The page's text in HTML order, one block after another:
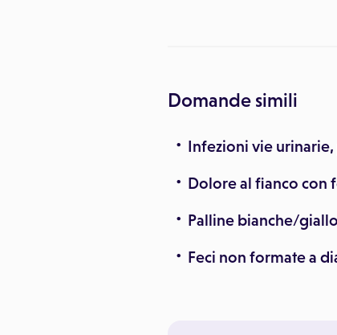
Domande simili
Infezioni vie
Dolore al fianco con
Palline bianche/
Feci non formate a